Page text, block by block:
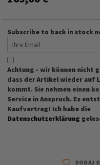
Subscribe to back in stock
Achtung - wir können nicht
dass der Artikel wieder auf
kommt. Sie nehmen einen
Service in Anspruch. Es
Kaufvertrag! Ich habe die
Datenschutzerklärung
DODAJ